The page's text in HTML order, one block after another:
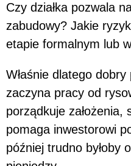
Czy działka pozwala
zabudowy? Jakie
etapie formalnym lub
Właśnie dlatego
zaczyna pracy od
porządkuje założenia,
pomaga inwestorowi
później trudno byłoby